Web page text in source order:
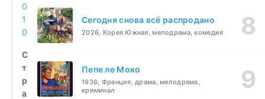
0
1
0
С
т
р
а
Сегодня снова всё распродано
2026, Корея Южная, мелодрама, комедия
Пепе ле Моко
1936, Франция, драма, мелодрама,
криминал